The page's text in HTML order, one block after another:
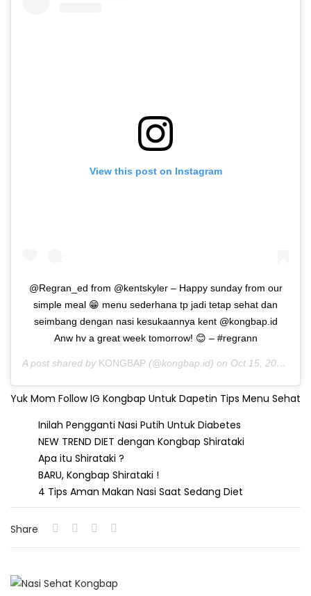
View this post on Instagram
@Regran_ed from @kentskyler – Happy sunday from our
simple meal 😁 menu sederhana tp jadi tetap sehat dan
seimbang dengan nasi kesukaannya kent @kongbap.id
Anw hv a great week tomorrow! 😊 – #regrann
A post shared by KONGBAP (@kongbap.id) on Oct 15, 2018 at 1:22am PDT
Yuk Mom Follow IG Kongbap Untuk Dapetin Tips Menu Sehat
Inilah Pengganti Nasi Putih Untuk Diabetes
NEW TREND DIET dengan Kongbap Shirataki
Apa itu Shirataki ?
BARU, Kongbap Shirataki !
4 Tips Aman Makan Nasi Saat Sedang Diet
Share